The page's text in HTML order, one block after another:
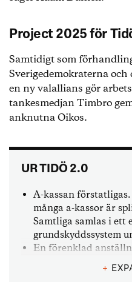
Project 2025 för
Samtidigt som
Sverigedemokraterna
en ny valallians gör
tankesmedjan Timbro
anknutna Oikos.
UR TIDÖ 2.0
A-kassan förstatligas.
många a-kassor är
Samtliga samlas i ett
grundskyddssystem
En förenklad
(svenska “mini-
anställningsform för
+